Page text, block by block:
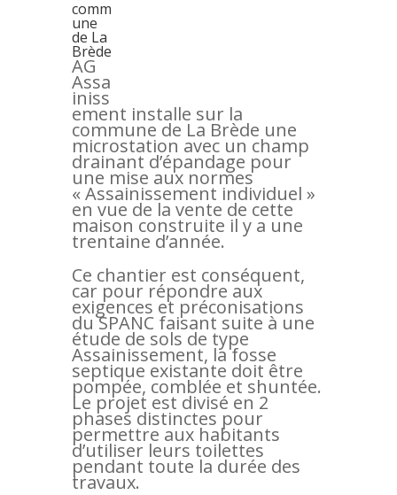
comm
une
de La
Brède
AG
Assa
iniss
ement installe sur la
commune de La Brède une
microstation avec un champ
drainant d’épandage pour
une mise aux normes
« Assainissement individuel »
en vue de la vente de cette
maison construite il y a une
trentaine d’année.
Ce chantier est conséquent,
car pour répondre aux
exigences et préconisations
du SPANC faisant suite à une
étude de sols de type
Assainissement, la fosse
septique existante doit être
pompée, comblée et shuntée.
Le projet est divisé en 2
phases distinctes pour
permettre aux habitants
d’utiliser leurs toilettes
pendant toute la durée des
travaux.